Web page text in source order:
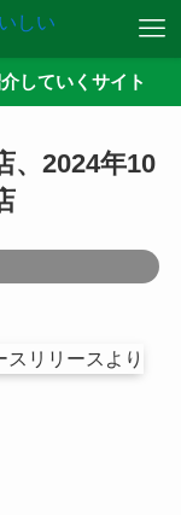
していくサイト
、2024年10